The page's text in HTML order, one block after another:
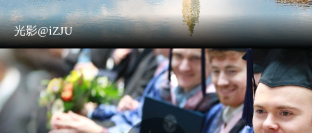
光影@iZJU